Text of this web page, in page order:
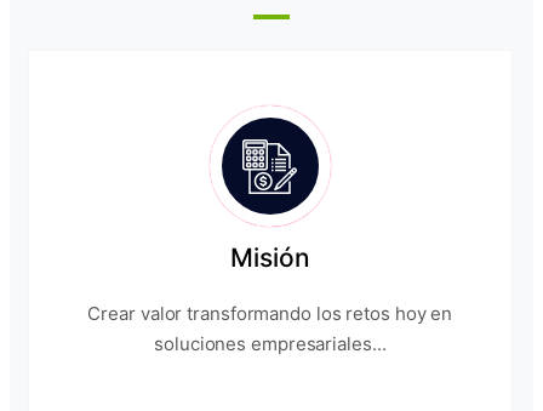
Misión
Crear valor transformando los retos hoy en
soluciones empresariales...